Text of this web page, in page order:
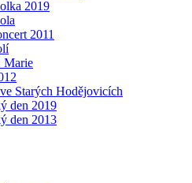
2019
2011
Marie
Starých Hodějovicích
den 2019
den 2013